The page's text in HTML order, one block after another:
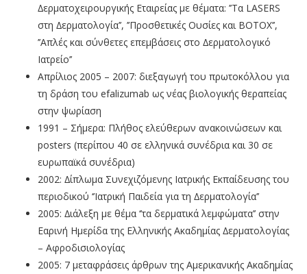
∆ερµατοχειρουργικής Εταιρείας µε θέµατα: ’’Tα LASERS
στη ∆ερµατολογία’’, ’’Προσθετικές Ουσίες και ΒΟΤΟΧ’’,
’’Απλές και σύνθετες επεµβάσεις στο ∆ερµατολογικό
Ιατρείο’’
Aπρίλιος 2005 – 2007: διεξαγωγή του πρωτοκόλλου για
τη δράση του efalizumab ως νέας βιολογικής θεραπείας
στην ψωρίαση
1991 – Σήμερα: Πλήθος ελεύθερων ανακοινώσεων και
posters (περίπου 40 σε ελληνικά συνέδρια και 30 σε
ευρωπαϊκά συνέδρια)
2002: ∆ίπλωµα Συνεχιζόµενης Ιατρικής Εκπαίδευσης του
περιοδικού ‘’Ιατρική Παιδεία για τη ∆ερµατολογία’’
2005: ∆ιάλεξη µε θέµα ‘’τα δερµατικά λεµφώµατα’’ στην
Εαρινή Ηµερίδα της Ελληνικής Ακαδηµίας ∆ερµατολογίας
– Αφροδισιολογίας
2005: 7 µεταφράσεις άρθρων της Αµερικανικής Ακαδηµίας